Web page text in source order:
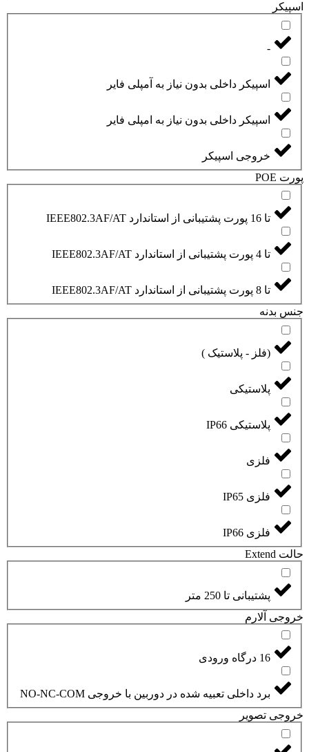
اسپیکر
-
اسپیکر داخلی بدون نیاز به آمپلی فایر
اسپیکر داخلی بدون نیاز به امپلی فایر
خروجی اسپیکر
پورت POE
تا 16 پورت پشتیبانی از استاندارد IEEE802.3AF/AT
تا 4 پورت پشتیبانی از استاندارد IEEE802.3AF/AT
تا 8 پورت پشتیبانی از استاندارد IEEE802.3AF/AT
جنس بدنه
(فلز - پلاستیک )
پلاستیکی
پلاستیکی IP66
فلزی
فلزی IP65
فلزی IP66
حالت Extend
پشتیبانی تا 250 متر
خروجی آلارم
16 درگاه ورودی
برد داخلی تعبیه شده در دوربین با خروجی NO-NC-COM
خروجی تصویر